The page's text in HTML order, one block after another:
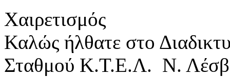
Χαιρετισμός
Καλώς ήλθατε στο
Σταθμού Κ.Τ.Ε.Λ. Ν.